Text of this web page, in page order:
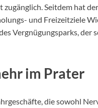
Seitdem hat
und Freizeitziele
Vergnügungsparks, der
im Prater
die sowohl